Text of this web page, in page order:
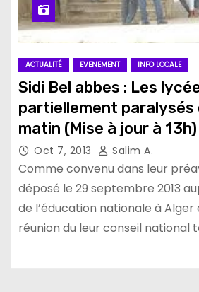
ACTUALITÉ EVENEMENT INFO LOCALE
Sidi Bel abbes : Les
partiellement paralysés
matin (Mise à jour à 13h)
Oct 7, 2013 Salim A.
Comme convenu dans leur
déposé le 29 septembre 2013
de l’éducation nationale à
réunion du leur conseil national